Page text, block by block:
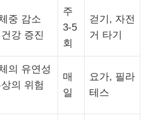
중 감소
강 증진
주
3-5
회
걷기, 자전
거 타기
의 유연성
의 위험
매
일
요가, 필라
테스